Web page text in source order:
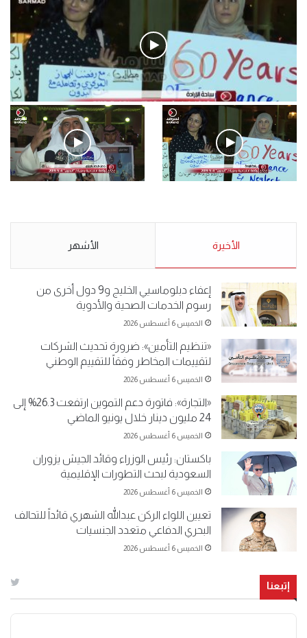
فيديو
.وقفة احتجاجية رمزية لـ”#البدون” في ساحة الإرادة 4-5-2019.
الأحد 5 مايو 2019
5-2019.
نبيع مخدرات يعني ولا خمر؟!.
الأخيرة الأشهر
إعفاء دبلوماسيي الخليج و9 دول أخرى من
رسوم الخدمات الصحية والأدوية
الخميس 6 أغسطس 2026
«تنظيم التأمين»: ضرورة تحديث الشركات
لتقييمات المخاطر وفقاً للتقييم الوطني
الخميس 6 أغسطس 2026
«التجارة»: فاتورة دعم التموين ارتفعت 26.3% إلى
24 مليون دينار خلال يونيو الماضي
الخميس 6 أغسطس 2026
باكستان: رئيس الوزراء وقائد الجيش يزوران
السعودية لبحث التطورات الإقليمية
الخميس 6 أغسطس 2026
تعيين اللواء الركن عبدالله الشهري قائداً للتحالف
البحري الدفاعي متعدد الجنسيات
الخميس 6 أغسطس 2026
إتبعنا